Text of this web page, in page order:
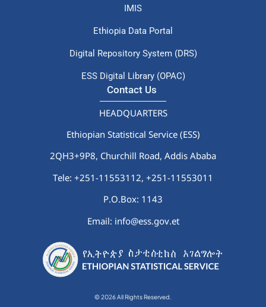
Contact Us
HEADQUARTERS
Ethiopian Statistical Service (ESS)
2QH3+9P8, Churchill Road, Addis Ababa